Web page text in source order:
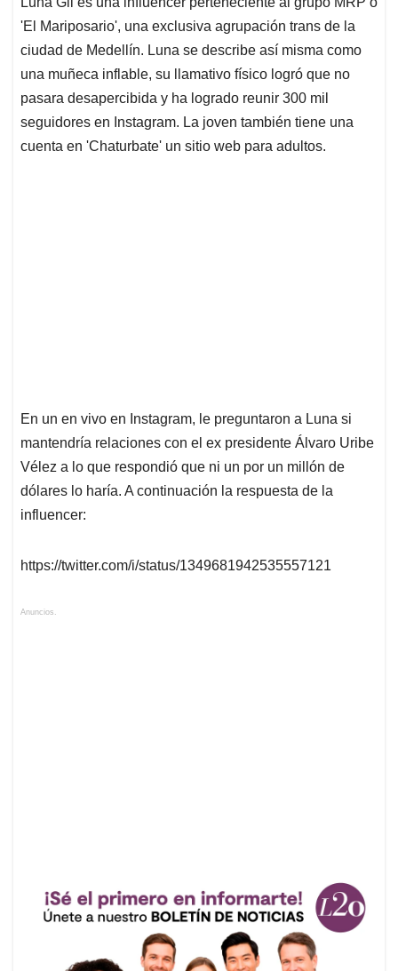
s
A
p
p
b
o
o
k
e
d
I
n
l
a
d
s
'El Mariposario', una exclusiva agrupación trans de la
ciudad de Medellín. Luna se describe así misma como
una muñeca inflable, su llamativo físico logró que no
pasara desapercibida y ha logrado reunir 300 mil
seguidores en Instagram. La joven también tiene una
cuenta en 'Chaturbate' un sitio web para adultos.
En un en vivo en Instagram, le preguntaron a Luna si
mantendría relaciones con el ex presidente Álvaro Uribe
Vélez a lo que respondió que ni un por un millón de
dólares lo haría. A continuación la respuesta de la
influencer:
https://twitter.com/i/status/1349681942535557121
Anuncios.